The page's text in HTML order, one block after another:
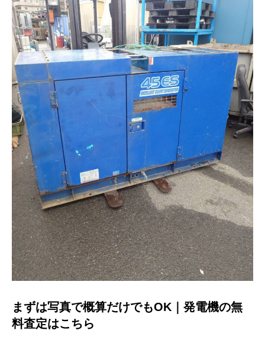
まずは写真で概算だけでもOK｜発電機の無
料査定はこちら